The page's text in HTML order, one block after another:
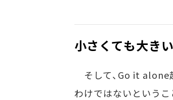
小さくても大き
そして、Go it alone
わけではないというこ